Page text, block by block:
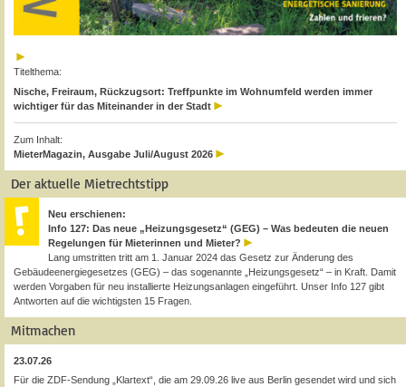
Titelthema:
Nische, Freiraum, Rückzugsort: Treffpunkte im Wohnumfeld werden immer
wichtiger für das Miteinander in der Stadt
Zum Inhalt:
MieterMagazin, Ausgabe Juli/August 2026
Der aktuelle Mietrechtstipp
Neu erschienen:
Info 127: Das neue „Heizungsgesetz“ (GEG) – Was bedeuten die neuen
Regelungen für Mieterinnen und Mieter?
Lang umstritten tritt am 1. Januar 2024 das Gesetz zur Änderung des
Gebäudeenergiegesetzes (GEG) – das sogenannte „Heizungsgesetz“ – in Kraft. Damit
werden Vorgaben für neu installierte Heizungsanlagen eingeführt. Unser Info 127 gibt
Antworten auf die wichtigsten 15 Fragen.
Mitmachen
23.07.26
Für die ZDF-Sendung „Klartext“, die am 29.09.26 live aus Berlin gesendet wird und sich